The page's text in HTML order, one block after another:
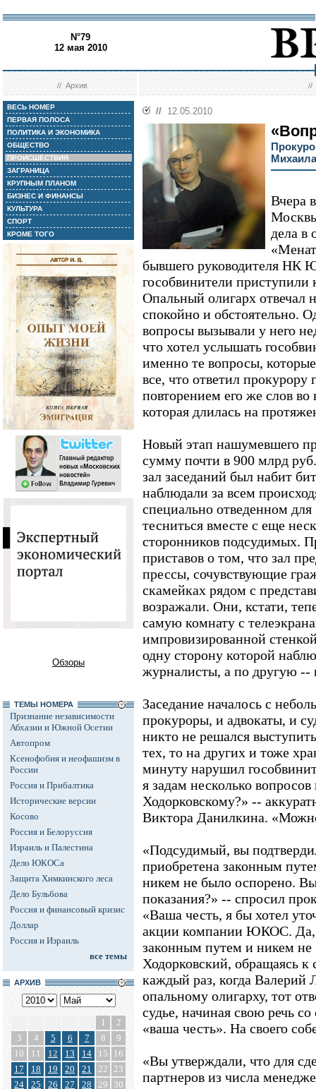
N°79
12 мая 2010
//Архив //
ВЕСЬ НОМЕР
ПЕРВАЯ ПОЛОСА
ПОЛИТИКА И ЭКОНОМИКА
ОБЩЕСТВО
ПРОИСШЕСТВИЯ
ЗАГРАНИЦА
КРУПНЫМ ПЛАНОМ
БИЗНЕС И ФИНАНСЫ
КУЛЬТУРА
СПОРТ
КРОМЕ ТОГО
Обзоры
ТЕМЫ НОМЕРА
Признание независимости
Абхазии и Южной Осетии
Автопром
Ксенофобия и неофашизм в
России
Россия и Прибалтика
Исторические версии
Косово
Россия и Белоруссия
Израиль и Палестина
Дело ЮКОСа
Защита Химкинского леса
Дело Бульбова
Россия и финансовый кризис
Доллар
Россия и Израиль
все темы
АРХИВ
1
2
3
4 5 6 7 8
9
10
11 12 13 14 15
16
17
18 19 20 21 22 23
24
25 26 27 28 29
30
// 12.05.2010
Вчера
дела
бывшего руководителя НК
гособвинители приступили
Опальный олигарх отвечал
спокойно и обстоятельно.
вопросы вызывали у него
что хотел услышать
именно те вопросы,
все, что ответил
повторением его же слов
которая длилась на
Новый этап нашумевшего
сумму почти в 900 млрд
зал заседаний был набит
наблюдали за всем
специально отведенном
тесниться вместе с еще
сторонников подсудимых.
приставов о том, что зал
прессы, сочувствующие
скамейках рядом с
возражали. Они, кстати,
самую комнату с
импровизированной
одну сторону которой
журналисты, а по другую --
Заседание началось с
прокуроры, и адвокаты, и
никто не решался
тех, то на других и тоже
минуту нарушил
я задам несколько
Ходорковскому?» --
Виктора Данилкина.
«Подсудимый, вы
приобретена законным
никем не было оспорено.
показания?» -- спросил
«Ваша честь, я бы хотел
акции компании ЮКОС. Да,
законным путем и никем
Ходорковский, обращаясь к
каждый раз, когда Валерий
опальному олигарху, тот
судье, начиная свою речь
«ваша честь». На своего
«Вы утверждали, что для
партнеров из числа